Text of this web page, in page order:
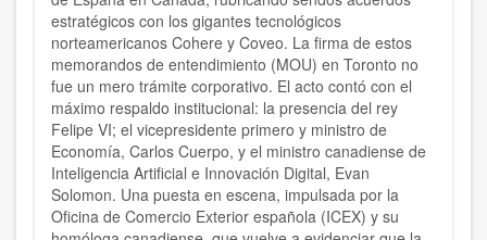
estratégicos con los gigantes tecnológicos
norteamericanos Cohere y Coveo. La firma de estos
memorandos de entendimiento (MOU) en Toronto no
fue un mero trámite corporativo. El acto contó con el
máximo respaldo institucional: la presencia del rey
Felipe VI; el vicepresidente primero y ministro de
Economía, Carlos Cuerpo, y el ministro canadiense de
Inteligencia Artificial e Innovación Digital, Evan
Solomon. Una puesta en escena, impulsada por la
Oficina de Comercio Exterior española (ICEX) y su